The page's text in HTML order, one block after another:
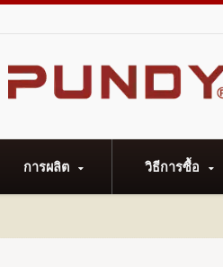
การผลิต วิธีการซื้อ